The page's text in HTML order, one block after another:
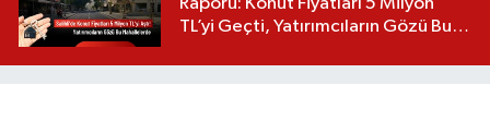
Raporu: Konut Fiyatları 5 Milyon
TL’yi Geçti, Yatırımcıların Gözü Bu